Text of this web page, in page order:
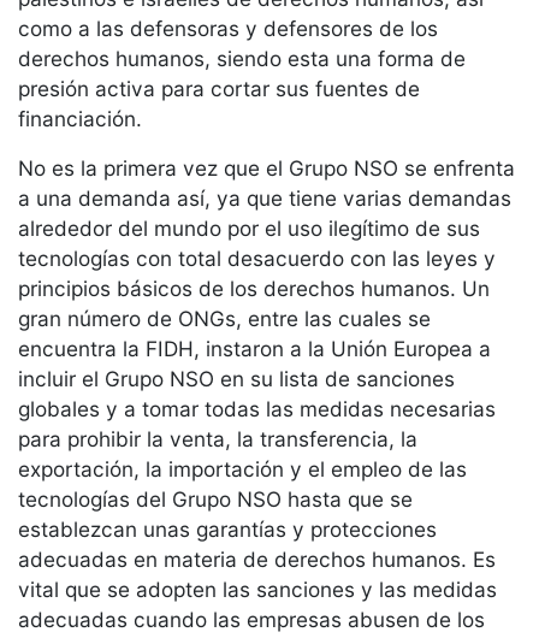
como a las defensoras y defensores de los
derechos humanos, siendo esta una forma de
presión activa para cortar sus fuentes de
financiación.
No es la primera vez que el Grupo NSO se enfrenta
a una demanda así, ya que tiene varias demandas
alrededor del mundo por el uso ilegítimo de sus
tecnologías con total desacuerdo con las leyes y
principios básicos de los derechos humanos. Un
gran número de ONGs, entre las cuales se
encuentra la FIDH, instaron a la Unión Europea a
incluir el Grupo NSO en su lista de sanciones
globales y a tomar todas las medidas necesarias
para prohibir la venta, la transferencia, la
exportación, la importación y el empleo de las
tecnologías del Grupo NSO hasta que se
establezcan unas garantías y protecciones
adecuadas en materia de derechos humanos. Es
vital que se adopten las sanciones y las medidas
adecuadas cuando las empresas abusen de los